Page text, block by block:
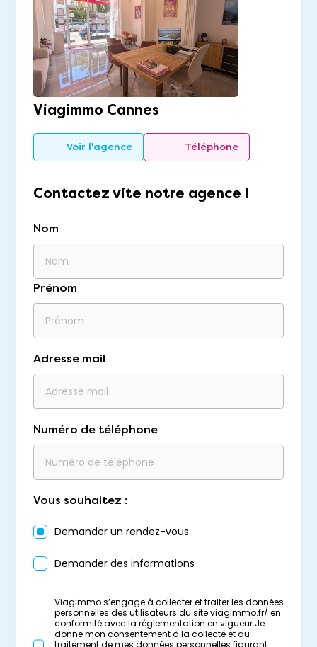
Viagimmo Cannes
Voir l'agence Téléphone
Contactez vite notre agence !
Nom
Prénom
Adresse mail
Numéro de téléphone
Vous souhaitez :
Demander un rendez-vous
Demander des informations
Viagimmo s’engage à collecter et traiter les données
personnelles des utilisateurs du site viagimmo.fr/ en
conformité avec la réglementation en vigueur.Je
donne mon consentement à la collecte et au
traitement de mes données personnelles figurant